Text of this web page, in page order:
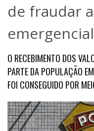
de fraudar
emergencial
O RECEBIMENTO DOS
PARTE DA POPULAÇÃO
FOI CONSEGUIDO POR